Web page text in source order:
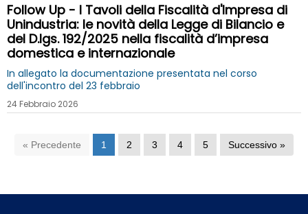
Follow Up - I Tavoli della Fiscalità d'Impresa di
Unindustria: le novità della Legge di Bilancio e
del D.lgs. 192/2025 nella fiscalità d’impresa
domestica e internazionale
In allegato la documentazione presentata nel corso
dell'incontro del 23 febbraio
24 Febbraio 2026
« Precedente 1 2 3 4 5 Successivo »